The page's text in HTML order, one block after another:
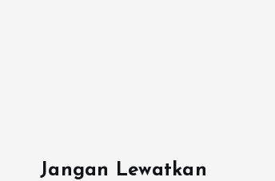
Jangan Lewatkan